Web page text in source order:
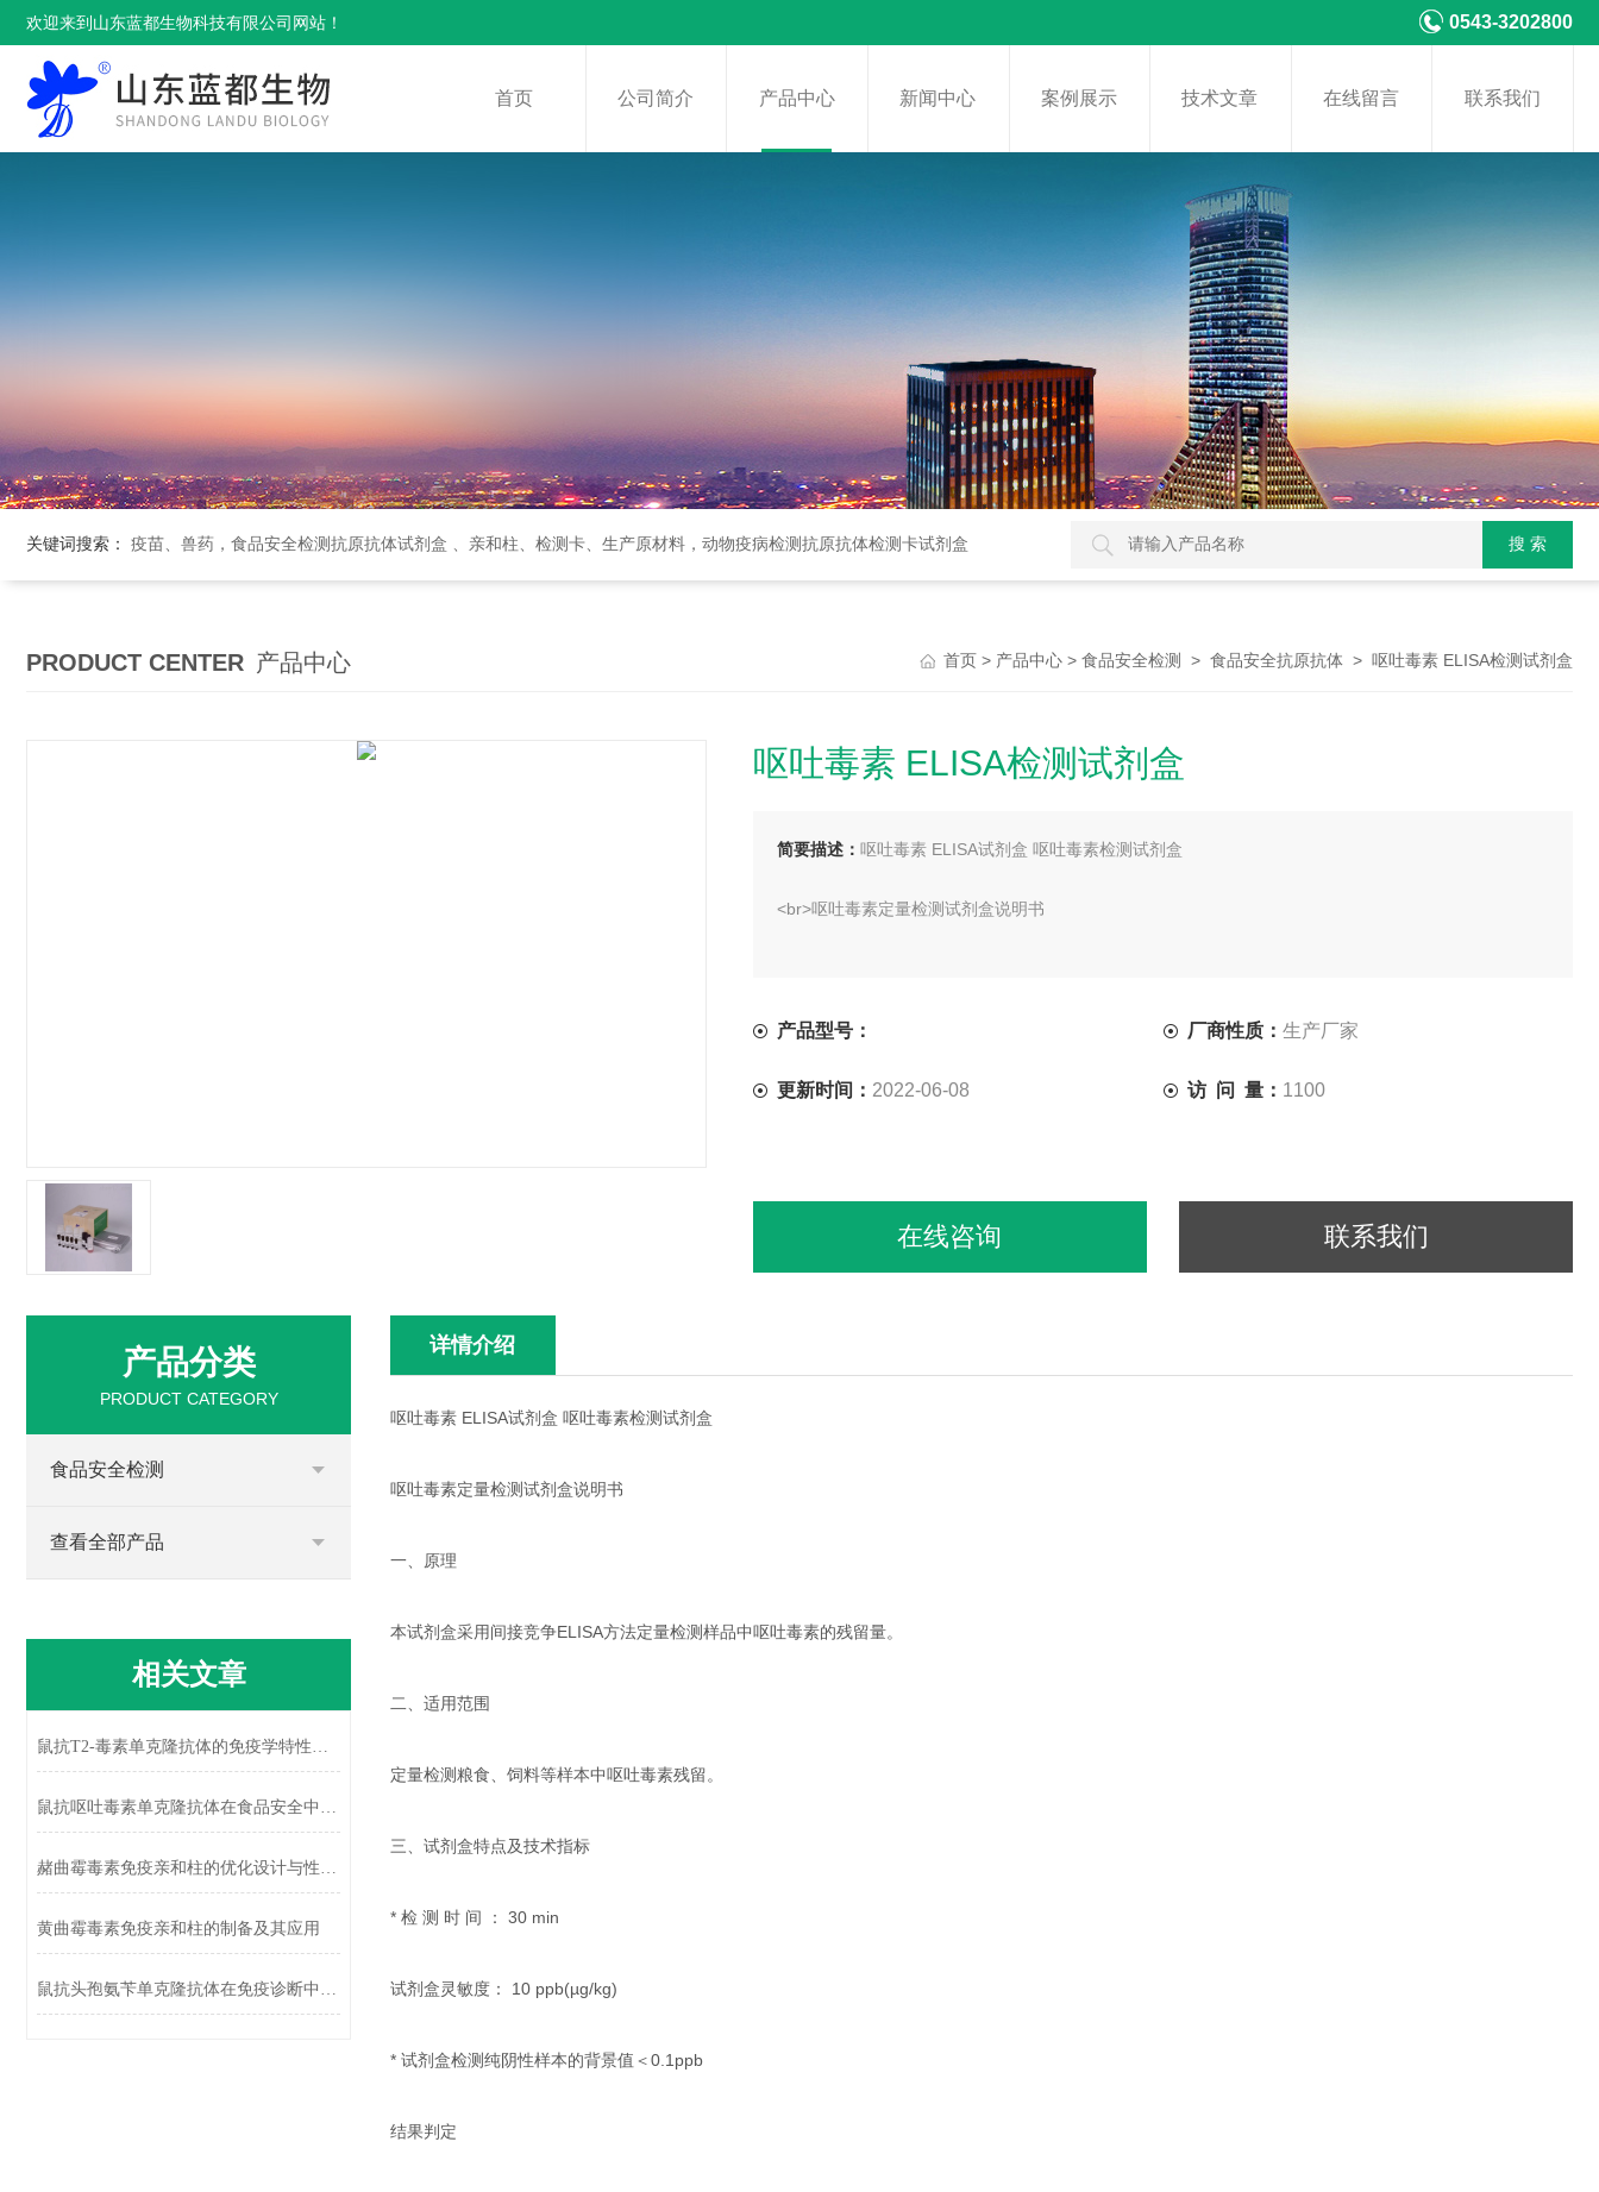
欢迎来到山东蓝都生物科技有限公司网站！ 0543-3202800
首页 公司简介 产品中心 新闻中心 案例展示 技术文章 在线留言 联系我们
关键词搜索： 疫苗、兽药，食品安全检测抗原抗体试剂盒 、亲和柱、检测卡、生产原材料，动物疫病检测抗原抗体检测卡试剂盒
PRODUCT CENTER 产品中心 首页 > 产品中心 > 食品安全检测 > 食品安全抗原抗体 > 呕吐毒素 ELISA检测试剂盒
呕吐毒素 ELISA检测试剂盒
简要描述： 呕吐毒素 ELISA试剂盒 呕吐毒素检测试剂盒
<br>呕吐毒素定量检测试剂盒说明书
<br>本试剂盒采用间接竞争ELISA方法定量检测样品中呕吐毒素的残留量。
<br>二、适用范围
产品型号： 厂商性质： 生产厂家
更新时间： 2022-06-08 访 问 量： 1100
在线咨询 联系我们
详情介绍
呕吐毒素 ELISA试剂盒 呕吐毒素检测试剂盒
呕吐毒素定量检测试剂盒说明书
一、原理
本试剂盒采用间接竞争ELISA方法定量检测样品中呕吐毒素的残留量。
二、适用范围
定量检测粮食、饲料等样本中呕吐毒素残留。
三、试剂盒特点及技术指标
* 检 测 时 间 ： 30 min
试剂盒灵敏度： 10 ppb(µg/kg)
* 试剂盒检测纯阴性样本的背景值＜0.1ppb
结果判定
产品分类
PRODUCT CATEGORY
食品安全检测
查看全部产品
相关文章
鼠抗T2-毒素单克隆抗体的免疫学特性及应用
鼠抗呕吐毒素单克隆抗体在食品安全中的应用
赭曲霉毒素免疫亲和柱的优化设计与性能提升
黄曲霉毒素免疫亲和柱的制备及其应用
鼠抗头孢氨苄单克隆抗体在免疫诊断中的应用